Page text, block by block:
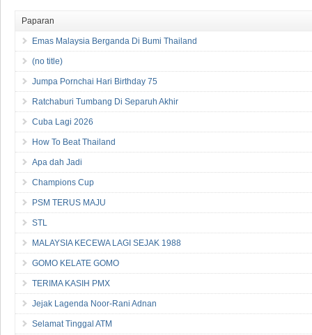
Paparan
Emas Malaysia Berganda Di Bumi Thailand
(no title)
Jumpa Pornchai Hari Birthday 75
Ratchaburi Tumbang Di Separuh Akhir
Cuba Lagi 2026
How To Beat Thailand
Apa dah Jadi
Champions Cup
PSM TERUS MAJU
STL
MALAYSIA KECEWA LAGI SEJAK 1988
GOMO KELATE GOMO
TERIMA KASIH PMX
Jejak Lagenda Noor-Rani Adnan
Selamat Tinggal ATM